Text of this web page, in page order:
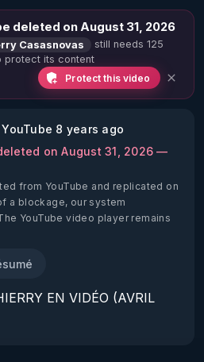
deleted on August 31, 2026
Casasnovas
still needs 125
protect its content
Protect this video
8 years ago
on August 31, 2026 —
from YouTube and replicated on
a blockage, our system
YouTube video player remains
EN VIDÉO (AVRIL